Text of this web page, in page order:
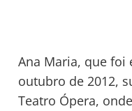
Ana Maria, que foi
outubro de 2012,
Teatro Ópera,